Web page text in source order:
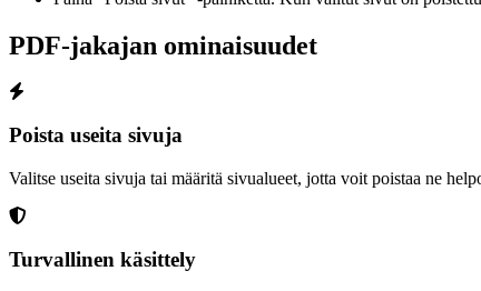
PDF-jakajan ominaisuudet
Poista useita sivuja
Valitse useita sivuja tai määritä sivualueet, jotta voit poistaa ne
Turvallinen käsittely